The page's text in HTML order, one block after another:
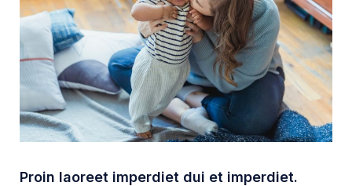
Proin laoreet imperdiet dui et imperdiet.